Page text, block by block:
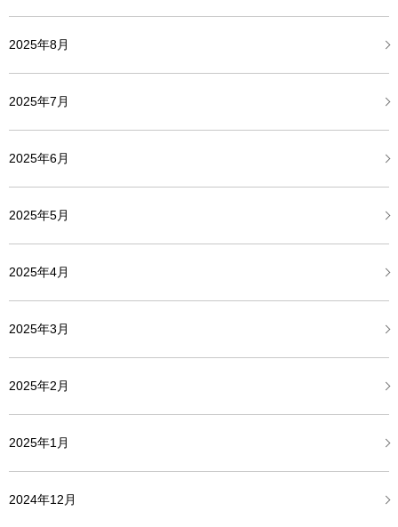
2025年8月
2025年7月
2025年6月
2025年5月
2025年4月
2025年3月
2025年2月
2025年1月
2024年12月